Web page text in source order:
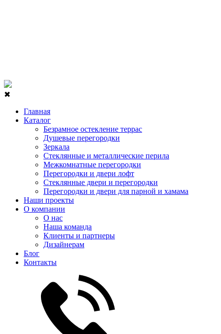
✖
Главная
Каталог
Безрамное остекление террас
Душевые перегородки
Зеркала
Стеклянные и металлические перила
Межкомнатные перегородки
Перегородки и двери лофт
Стеклянные двери и перегородки
Перегородки и двери для парной и хамама
Наши проекты
О компании
О нас
Наша команда
Клиенты и партнеры
Дизайнерам
Блог
Контакты